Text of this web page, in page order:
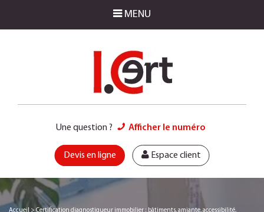
MENU
Une question ? Afficher le numéro
Devis en ligne Espace client
Accueil > Certification diagnostiqueur immobilier : bâtiments, amiante, accessibilité,